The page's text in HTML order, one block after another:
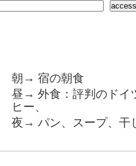
朝→ 宿の朝食
昼→ 外食：評判のドイ
ヒー、
夜→ パン、スープ、干